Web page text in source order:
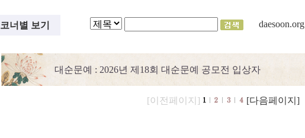
코너별 보기 daesoon.org
대순문예 : 2026년 제18회 대순문예 공모전 입상자
[이전페이지] [다음페이지]